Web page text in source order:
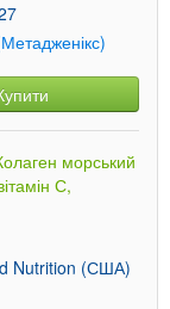
морський
С,
Nutrition (США)